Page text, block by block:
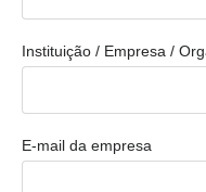
Instituição / Empresa /
E-mail da empresa